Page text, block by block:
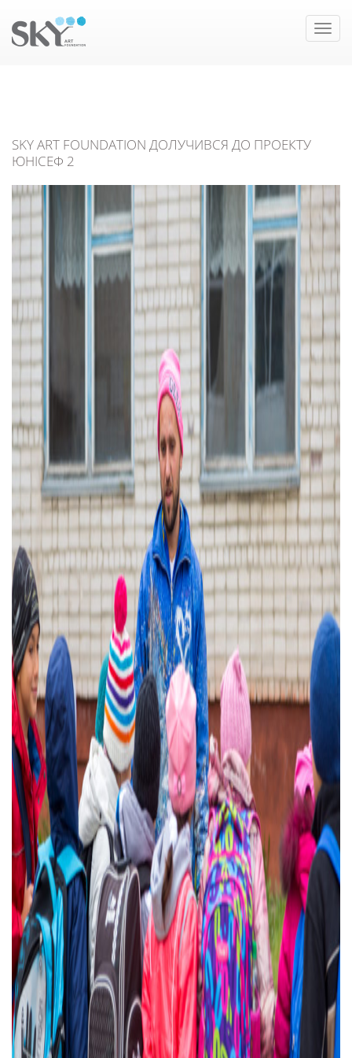
Toggle
SKY ART FOUNDATION ДОЛУЧИВСЯ ДО ПРОЕКТУ
ЮНІСЕФ 2